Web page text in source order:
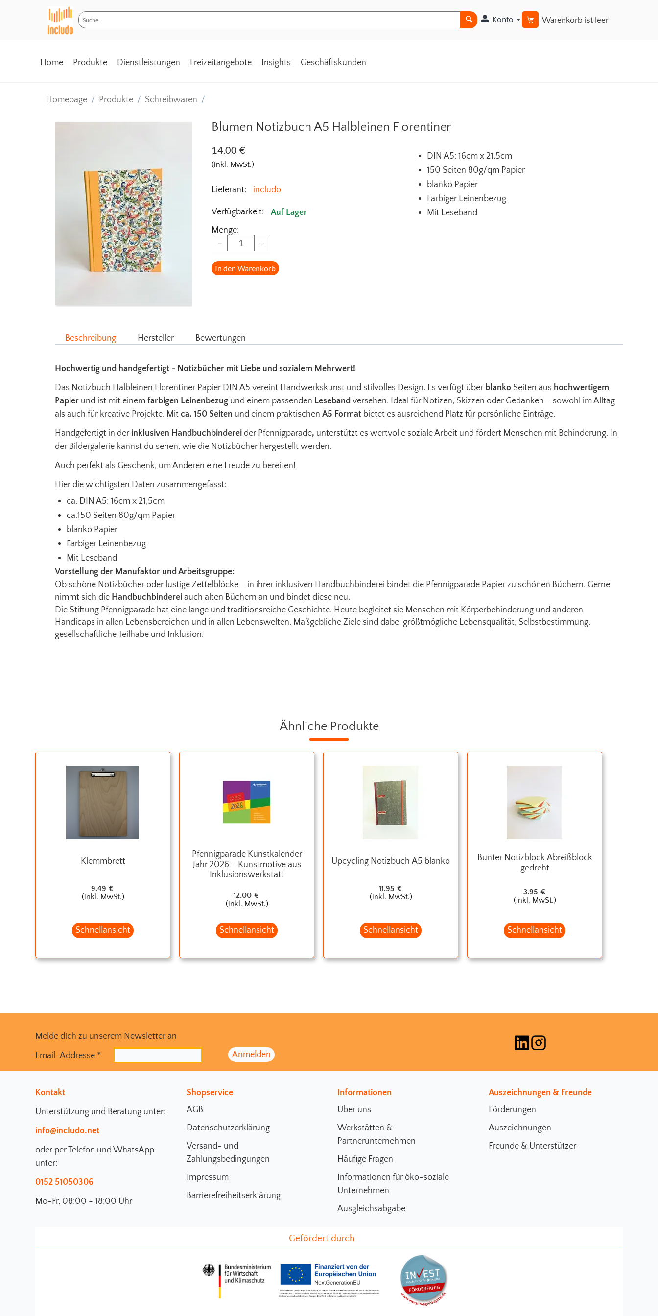
Konto Warenkorb ist leer
Home Produkte Dienstleistungen Freizeitangebote Insights Geschäftskunden
Homepage / Produkte / Schreibwaren /
Blumen Notizbuch A5 Halbleinen Florentiner
DIN A5: 16cm x 21,5cm
150 Seiten 80g/qm Papier
blanko Papier
Farbiger Leinenbezug
Mit Leseband
14.00 €
(inkl. MwSt.)
Lieferant: includo
Verfügbarkeit:
Auf Lager
Menge:
−
+
In den Warenkorb
Beschreibung Hersteller Bewertungen
Hochwertig und handgefertigt - Notizbücher mit Liebe und sozialem Mehrwert!
Das Notizbuch Halbleinen Florentiner Papier DIN A5 vereint Handwerkskunst und stilvolles Design. Es verfügt über blanko Seiten aus hochwertigem
Papier und ist mit einem farbigen Leinenbezug und einem passenden Leseband versehen. Ideal für Notizen, Skizzen oder Gedanken – sowohl im Alltag
als auch für kreative Projekte. Mit ca. 150 Seiten und einem praktischen A5 Format bietet es ausreichend Platz für persönliche Einträge.
Handgefertigt in der inklusiven Handbuchbinderei der Pfennigparade, unterstützt es wertvolle soziale Arbeit und fördert Menschen mit Behinderung. In
der Bildergalerie kannst du sehen, wie die Notizbücher hergestellt werden.
Auch perfekt als Geschenk, um Anderen eine Freude zu bereiten!
Hier die wichtigsten Daten zusammengefasst:
ca. DIN A5: 16cm x 21,5cm
ca.150 Seiten 80g/qm Papier
blanko Papier
Farbiger Leinenbezug
Mit Leseband
Vorstellung der Manufaktor und Arbeitsgruppe:
Ob schöne Notizbücher oder lustige Zettelblöcke – in ihrer inklusiven Handbuchbinderei bindet die Pfennigparade Papier zu schönen Büchern. Gerne
nimmt sich die Handbuchbinderei auch alten Büchern an und bindet diese neu.
Die Stiftung Pfennigparade hat eine lange und traditionsreiche Geschichte. Heute begleitet sie Menschen mit Körperbehinderung und anderen
Handicaps in allen Lebensbereichen und in allen Lebenswelten. Maßgebliche Ziele sind dabei größtmögliche Lebensqualität, Selbstbestimmung,
gesellschaftliche Teilhabe und Inklusion.
Ähnliche Produkte
Klemmbrett
9.49 €
(inkl. MwSt.)
Schnellansicht
Pfennigparade Kunstkalender
Jahr 2026 – Kunstmotive aus
Inklusions­werkstatt
12.00 €
(inkl. MwSt.)
Schnellansicht
Upcycling Notizbuch A5 blanko
11.95 €
(inkl. MwSt.)
Schnellansicht
Bunter Notizblock Abreißblock
gedreht
3.95 €
(inkl. MwSt.)
Schnellansicht
Melde dich zu unserem Newsletter an
Email-Addresse *
Kontakt
Unterstützung und Beratung unter:
info@includo.net
oder per Telefon und WhatsApp
unter:
0152 51050306
Mo-Fr, 08:00 - 18:00 Uhr
Shopservice
AGB
Datenschutzerklärung
Versand- und
Zahlungsbedingungen
Impressum
Barrierefreiheitserklärung
Informationen
Über uns
Werkstätten &
Partnerunternehmen
Häufige Fragen
Informationen für öko-soziale
Unternehmen
Ausgleichsabgabe
Auszeichnungen & Freunde
Förderungen
Auszeichnungen
Freunde & Unterstützer
Gefördert durch